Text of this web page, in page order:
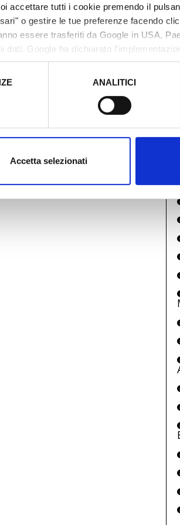
accettare tutti i cookie premendo il
o gestire le tue preferenze facendo clic
essere trasferiti da Google in USA,
Google ha dichiarato
essere sufficienti.
ANALITICI
Accetta selezionati
12